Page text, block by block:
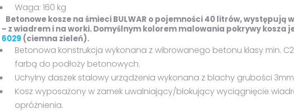
Waga: 160 kg
Betonowe kosze na śmieci BULWAR o pojemności 40 litrów, występują
– z wiadrem i na worki. Domyślnym kolorem malowania pokrywy kosza
6029 (ciemna zieleń).
Betonowa konstrukcja wykonana z wibrowanego betonu klasy min.
farbą do podłoży betonowych.
Uchylny daszek stalowy urządzenia wykonana z blachy grubości
Kosz wyposażony w zamek uwalniający/blokujący wyciągnięcie
opróżnienia.